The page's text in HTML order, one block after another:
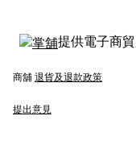
提供電子商
商舖 退貨及退款政策
提出意見